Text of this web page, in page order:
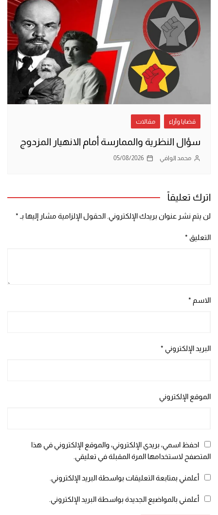
قضايا وآراء مقالات
سؤال النظرية والممارسة أمام الانهيار المزدوج
محمد الوافي 05/08/2026
اترك تعليقاً
لن يتم نشر عنوان بريدك الإلكتروني. الحقول الإلزامية مشار إليها بـ *
التعليق *
الاسم *
البريد الإلكتروني *
الموقع الإلكتروني
احفظ اسمي، بريدي الإلكتروني، والموقع الإلكتروني في هذا
المتصفح لاستخدامها المرة المقبلة في تعليقي.
أعلمني بمتابعة التعليقات بواسطة البريد الإلكتروني.
أعلمني بالمواضيع الجديدة بواسطة البريد الإلكتروني.